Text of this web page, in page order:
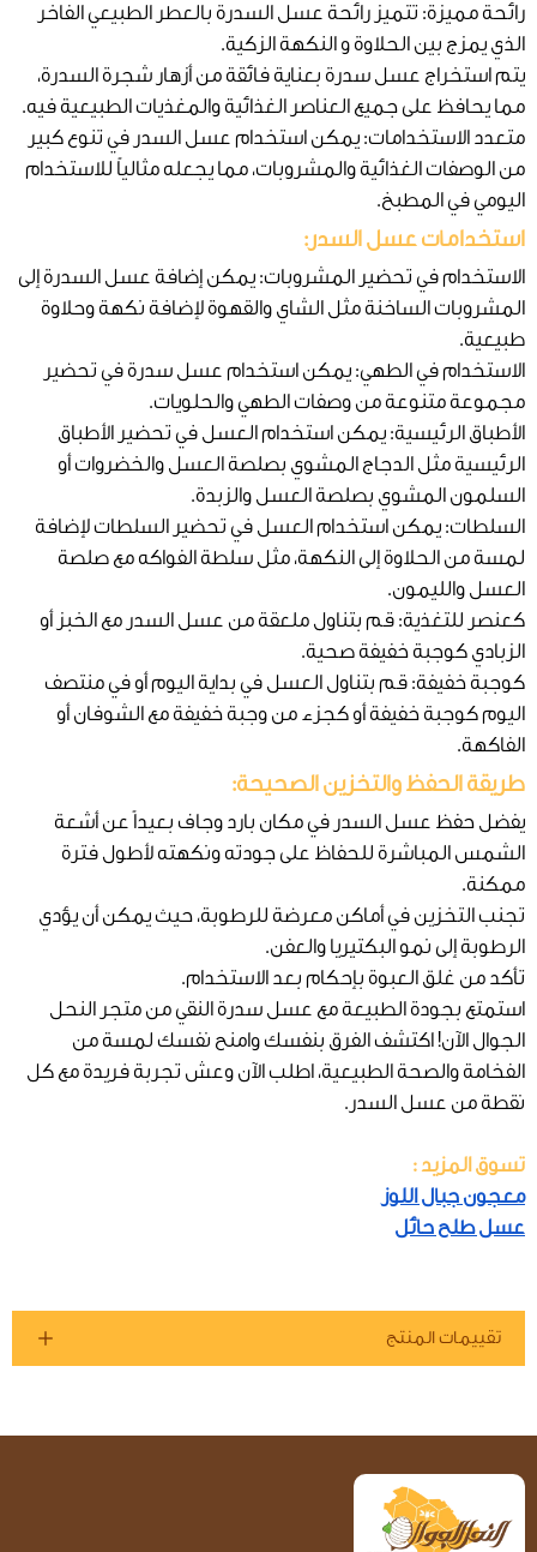
رائحة مميزة: تتميز رائحة عسل السدرة بالعطر الطبيعي الفاخر
الذي يمزج بين الحلاوة و النكهة الزكية.
يتم استخراج عسل سدرة بعناية فائقة من أزهار شجرة السدرة،
مما يحافظ على جميع العناصر الغذائية والمغذيات الطبيعية فيه.
متعدد الاستخدامات: يمكن استخدام عسل السدر في تنوع كبير
من الوصفات الغذائية والمشروبات، مما يجعله مثالياً للاستخدام
اليومي في المطبخ.
استخدامات عسل السدر:
الاستخدام في تحضير المشروبات: يمكن إضافة عسل السدرة إلى
المشروبات الساخنة مثل الشاي والقهوة لإضافة نكهة وحلاوة
طبيعية.
الاستخدام في الطهي: يمكن استخدام عسل سدرة في تحضير
مجموعة متنوعة من وصفات الطهي والحلويات.
الأطباق الرئيسية: يمكن استخدام العسل في تحضير الأطباق
الرئيسية مثل الدجاج المشوي بصلصة العسل والخضروات أو
السلمون المشوي بصلصة العسل والزبدة.
السلطات: يمكن استخدام العسل في تحضير السلطات لإضافة
لمسة من الحلاوة إلى النكهة، مثل سلطة الفواكه مع صلصة
العسل والليمون.
كعنصر للتغذية: قم بتناول ملعقة من عسل السدر مع الخبز أو
الزبادي كوجبة خفيفة صحية.
كوجبة خفيفة: قم بتناول العسل في بداية اليوم أو في منتصف
اليوم كوجبة خفيفة أو كجزء من وجبة خفيفة مع الشوفان أو
الفاكهة.
طريقة الحفظ والتخزين الصحيحة:
يفضل حفظ عسل السدر في مكان بارد وجاف بعيداً عن أشعة
الشمس المباشرة للحفاظ على جودته ونكهته لأطول فترة
ممكنة.
تجنب التخزين في أماكن معرضة للرطوبة، حيث يمكن أن يؤدي
الرطوبة إلى نمو البكتيريا والعفن.
تأكد من غلق العبوة بإحكام بعد الاستخدام.
استمتع بجودة الطبيعة مع عسل سدرة النقي من متجر النحل
الجوال الآن! اكتشف الفرق بنفسك وامنح نفسك لمسة من
الفخامة والصحة الطبيعية، اطلب الآن وعش تجربة فريدة مع كل
نقطة من عسل السدر.
تسوق المزيد :
معجون جبال اللوز
عسل طلح حائل
تقييمات المنتج